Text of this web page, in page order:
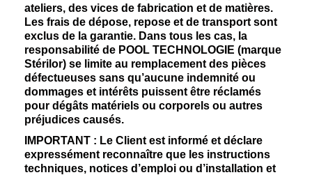
ateliers, des vices de fabrication et de matières.
Les frais de dépose, repose et de transport sont
exclus de la garantie. Dans tous les cas, la
responsabilité de POOL TECHNOLOGIE (marque
Stérilor) se limite au remplacement des pièces
défectueuses sans qu’aucune indemnité ou
dommages et intérêts puissent être réclamés
pour dégâts matériels ou corporels ou autres
préjudices causés.
IMPORTANT : Le Client est informé et déclare
expressément reconnaître que les instructions
techniques, notices d’emploi ou d’installation et